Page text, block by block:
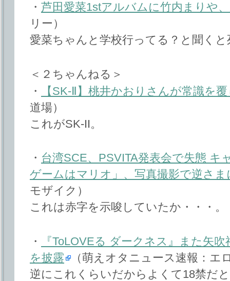
・ 芦田愛菜1stアルバムに竹内まりや
リー）
愛菜ちゃんと学校行ってる？と聞くと
＜２ちゃんねる＞
・
【SK-Ⅱ】桃井かおりさんが常識を
道場）
これがSK-II。
・ 台湾SCE、PSVITA発表会で失態 キ
ゲームはマリオ」、写真撮影で逆さま
モザイク）
これは赤字を示唆していたか・・・。
・
『ToLOVEる ダークネス』また矢
を披露
（萌えオタニュース速報：エ
逆にこれくらいだからよくて18禁だ